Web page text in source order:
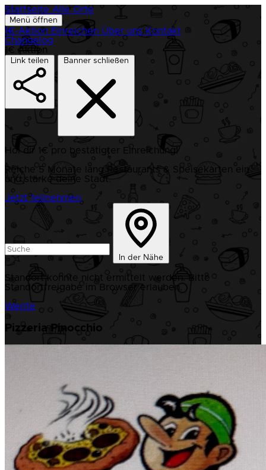
Startseite Alle Orte
Menü öffnen
1€-Aktion Einreichen Über uns Kontakt
Changelog
1€ Aktion
Link teilen Banner schließen
Hol dir 1€ pro bestätigter Einreichung!
Reiche 5 Monate lang Restaurants & Speisekarten ein
und stärke deine Stadt.
Jetzt teilnehmen
In der Nähe
Standort konnte nicht ermittelt werden. Bitte
Standortfreigabe im Browser erlauben.
Werlte
Pizzeria Pinocchio